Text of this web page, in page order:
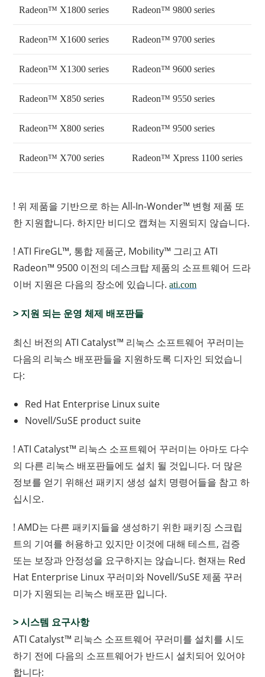
Radeon™ X1800 series Radeon™ 9800 series
Radeon™ X1600 series Radeon™ 9700 series
Radeon™ X1300 series Radeon™ 9600 series
Radeon™ X850 series Radeon™ 9550 series
Radeon™ X800 series Radeon™ 9500 series
Radeon™ X700 series Radeon™ Xpress 1100 series
! 위 제품을 기반으로 하는 All-In-Wonder™ 변형 제품 또
한 지원합니다. 하지만 비디오 캡쳐는 지원되지 않습니다.
! ATI FireGL™, 통합 제품군, Mobility™ 그리고 ATI
Radeon™ 9500 이전의 데스크탑 제품의 소프트웨어 드라
이버 지원은 다음의 장소에 있습니다.ati.com
> 지원 되는 운영 체제 배포판들
최신 버전의 ATI Catalyst™ 리눅스 소프트웨어 꾸러미는
다음의 리눅스 배포판들을 지원하도록 디자인 되었습니
다:
Red Hat Enterprise Linux suite
Novell/SuSE product suite
! ATI Catalyst™ 리눅스 소프트웨어 꾸러미는 아마도 다수
의 다른 리눅스 배포판들에도 설치 될 것입니다. 더 많은
정보를 얻기 위해선 패키지 생성 설치 명령어들을 참고 하
십시오.
! AMD는 다른 패키지들을 생성하기 위한 패키징 스크립
트의 기여를 허용하고 있지만 이것에 대해 테스트, 검증
또는 보장과 안정성을 요구하지는 않습니다. 현재는 Red
Hat Enterprise Linux 꾸러미와 Novell/SuSE 제품 꾸러
미가 지원되는 리눅스 배포판 입니다.
> 시스템 요구사항
ATI Catalyst™ 리눅스 소프트웨어 꾸러미를 설치를 시도
하기 전에 다음의 소프트웨어가 반드시 설치되어 있어야
합니다: